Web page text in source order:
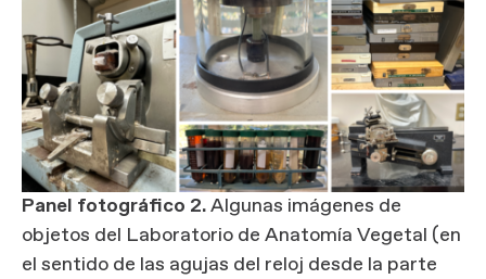
Panel fotográfico 2.Algunas imágenes de
objetos del Laboratorio de Anatomía Vegetal (en
el sentido de las agujas del reloj desde la parte